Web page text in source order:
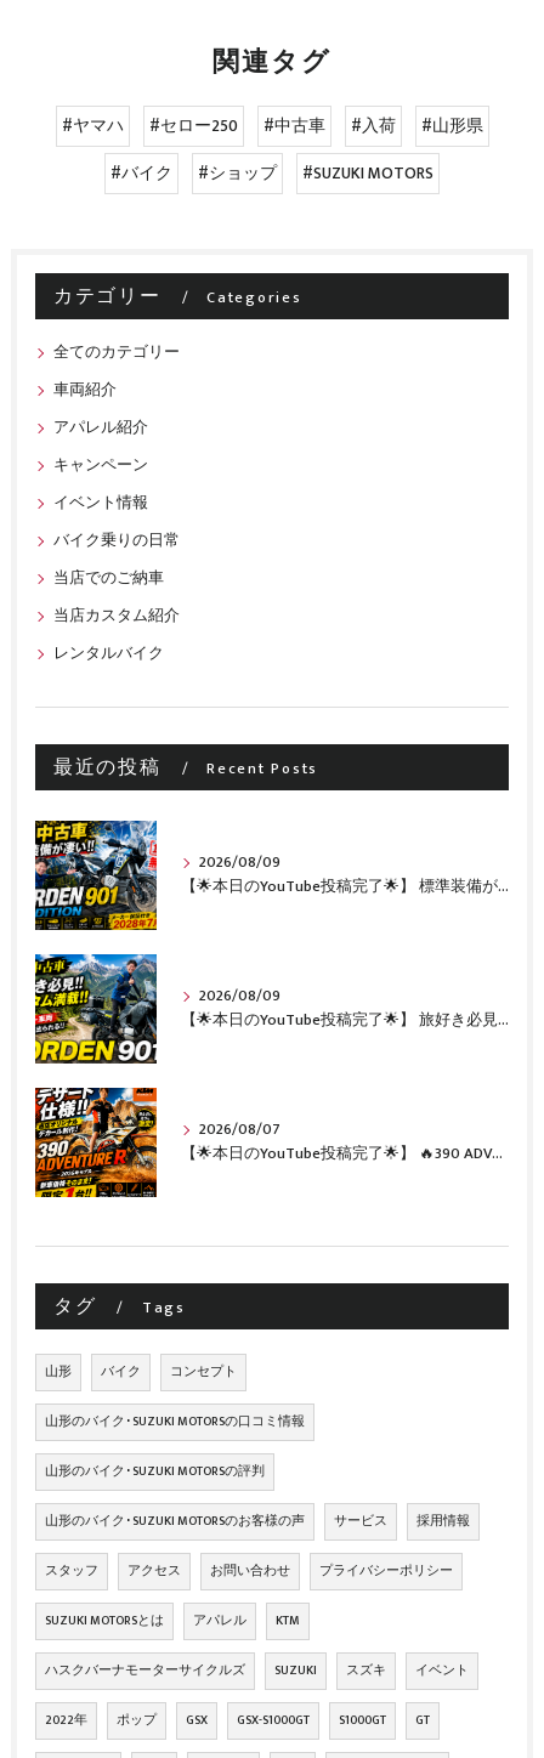
関連タグ
#ヤマハ #セロー250 #中古車 #入荷
#山形県
#バイク
#ショップ #SUZUKI MOTORS
カテゴリー Categories
全てのカテゴリー
車両紹介
アパレル紹介
キャンペーン
イベント情報
バイク乗りの日常
当店でのご納車
当店カスタム紹介
レンタルバイク
最近の投稿 Recent Posts
2026/08/09
【🌟本日のYouTube投稿完了🌟】 標準装備が凄い!!1オーナー・無転倒の極上中古車🔥 「NORDEN 901 EXPEDITION」が入荷いたしました✨ 【Husqvarna Motorcycles山形】
2026/08/09
【🌟本日のYouTube投稿完了🌟】 旅好き必見🔥!!カスタム満載の極上中古車！ 「NORDEN 901」が入荷いたしました✨【Husqvarna Motorcycles山形】
2026/08/07
【🌟本日のYouTube投稿完了🌟】 🔥390 ADVENTURE R × KTM山形 オリジナルデカール仕様誕生🔥
タグ Tags
山形 バイク コンセプト
山形のバイク･SUZUKI MOTORSの口コミ情報
山形のバイク･SUZUKI MOTORSの評判
山形のバイク･SUZUKI MOTORSのお客様の声 サービス 採用情報
スタッフ アクセス お問い合わせ プライバシーポリシー
SUZUKI MOTORSとは アパレル KTM
ハスクバーナモーターサイクルズ SUZUKI スズキ イベント
2022年 ポップ GSX GSX-S1000GT S1000GT GT